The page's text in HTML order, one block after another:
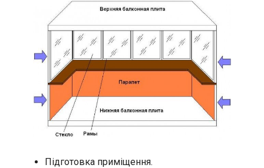
Підготовка приміщення.